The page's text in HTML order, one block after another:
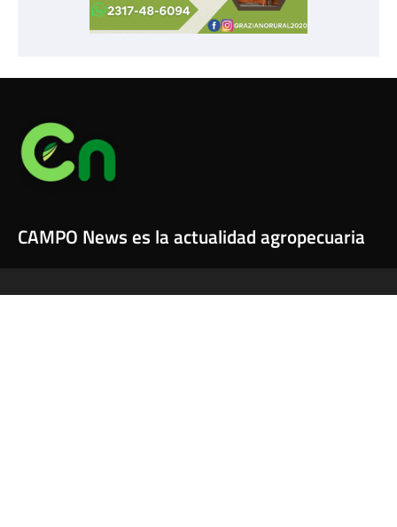
CAMPO News es la actualidad agropecuaria